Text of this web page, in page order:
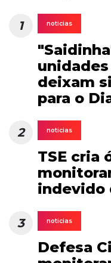
1 noticias
deixam
para o
2 noticias
TSE cria
indevido
3 noticias
Defesa